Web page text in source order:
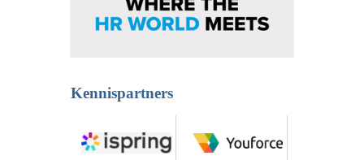
Kennispartners